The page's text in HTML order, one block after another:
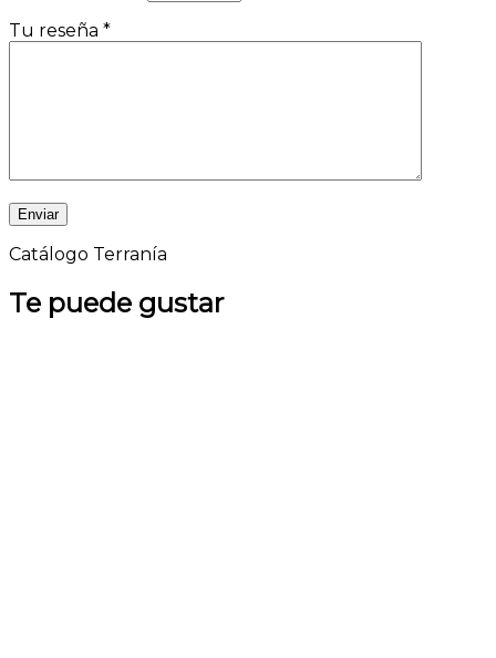
Tu reseña *
Catálogo Terranía
Te puede gustar